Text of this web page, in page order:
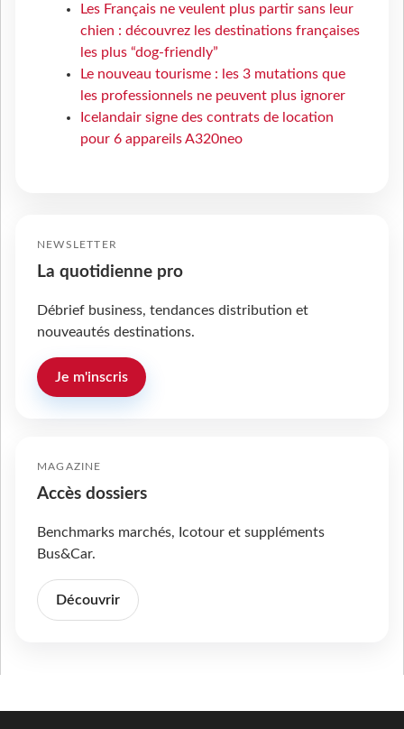
Les Français ne veulent plus partir sans leur
chien : découvrez les destinations françaises
les plus “dog-friendly”
Le nouveau tourisme : les 3 mutations que
les professionnels ne peuvent plus ignorer
Icelandair signe des contrats de location
pour 6 appareils A320neo
NEWSLETTER
La quotidienne pro
Débrief business, tendances distribution et
nouveautés destinations.
Je m'inscris
MAGAZINE
Accès dossiers
Benchmarks marchés, Icotour et suppléments
Bus&Car.
Découvrir